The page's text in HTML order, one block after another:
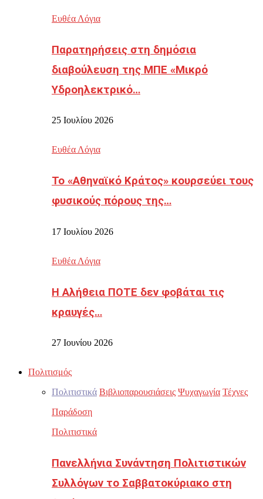
Ευθέα Λόγια
Παρατηρήσεις στη δημόσια
διαβούλευση της ΜΠΕ «Μικρό
Υδροηλεκτρικό…
25 Ιουλίου 2026
Ευθέα Λόγια
Το «Αθηναϊκό Κράτος» κουρσεύει τους
φυσικούς πόρους της…
17 Ιουλίου 2026
Ευθέα Λόγια
Η Αλήθεια ΠΟΤΕ δεν φοβάται τις
κραυγές…
27 Ιουνίου 2026
Πολιτισμός
Πολιτιστικά Βιβλιοπαρουσιάσεις Ψυχαγωγία Τέχνες
Παράδοση
Πολιτιστικά
Πανελλήνια Συνάντηση Πολιτιστικών
Συλλόγων το Σαββατοκύριακο στη